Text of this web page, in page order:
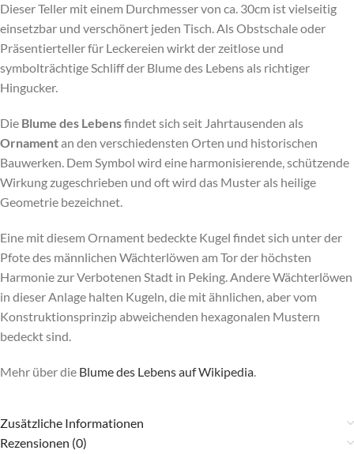
Dieser Teller mit einem Durchmesser von ca. 30cm ist vielseitig
einsetzbar und verschönert jeden Tisch. Als Obstschale oder
Präsentierteller für Leckereien wirkt der zeitlose und
symbolträchtige Schliff der Blume des Lebens als richtiger
Hingucker.
Die Blume des Lebensfindet sich seit Jahrtausenden als
Ornamentan den verschiedensten Orten und historischen
Bauwerken. Dem Symbol wird eine harmonisierende, schützende
Wirkung zugeschrieben und oft wird das Muster als heilige
Geometrie bezeichnet.
Eine mit diesem Ornament bedeckte Kugel findet sich unter der
Pfote des männlichen Wächterlöwen am Tor der höchsten
Harmonie zur Verbotenen Stadt in Peking. Andere Wächterlöwen
in dieser Anlage halten Kugeln, die mit ähnlichen, aber vom
Konstruktionsprinzip abweichenden hexagonalen Mustern
bedeckt sind.
Mehr über die Blume des Lebens auf Wikipedia.
Zusätzliche Informationen
Rezensionen (0)